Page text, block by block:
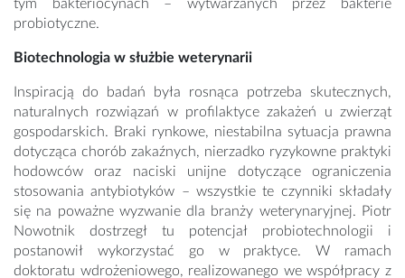
tym bakteriocynach – wytwarzanych przez bakterie
probiotyczne.
Biotechnologia w służbie weterynarii
Inspiracją do badań była rosnąca potrzeba skutecznych,
naturalnych rozwiązań w profilaktyce zakażeń u zwierząt
gospodarskich. Braki rynkowe, niestabilna sytuacja prawna
dotycząca chorób zakaźnych, nierzadko ryzykowne praktyki
hodowców oraz naciski unijne dotyczące ograniczenia
stosowania antybiotyków – wszystkie te czynniki składały
się na poważne wyzwanie dla branży weterynaryjnej. Piotr
Nowotnik dostrzegł tu potencjał probiotechnologii i
postanowił wykorzystać go w praktyce. W ramach
doktoratu wdrożeniowego, realizowanego we współpracy z